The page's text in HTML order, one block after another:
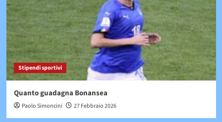
Stipendi sportivi
Quanto guadagna Bonansea
Paolo Simoncini 27 Febbraio 2026